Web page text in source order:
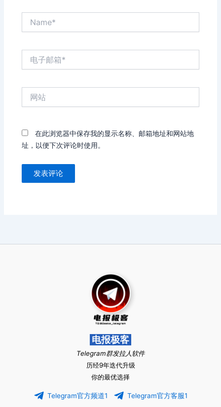
在此浏览器中保存我的显示名称、邮箱地址和网站地
址，以便下次评论时使用。
电报极客
Telegram群发拉人软件
历经9年迭代升级
你的最优选择
Telegram官方频道1 Telegram官方客服1